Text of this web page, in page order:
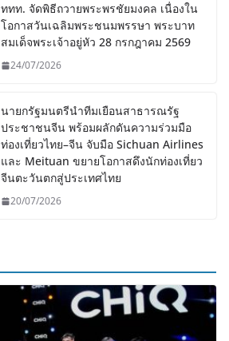
ททท. จัดพิธีถวายพระพรชัยมงคล เนื่องใน
โอกาสวันเฉลิมพระชนมพรรษา พระบาท
สมเด็จพระเจ้าอยู่หัว 28 กรกฎาคม 2569
24/07/2026
นายกรัฐมนตรีนำทีมเยือนสาธารณรัฐ
ประชาชนจีน พร้อมผลักดันความร่วมมือ
ท่องเที่ยวไทย–จีน จับมือ Sichuan Airlines
และ Meituan ขยายโอกาสดึงนักท่องเที่ยว
จีนตะวันตกสู่ประเทศไทย
20/07/2026